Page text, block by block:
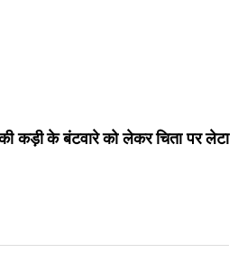
कड़ी के बंटवारे को लेकर चिता पर लेटा